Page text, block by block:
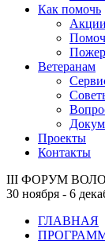
Как помочь
Акции
Ветеранам
Проекты
Контакты
III ФОРУМ
30 ноября - 6
ГЛАВНАЯ